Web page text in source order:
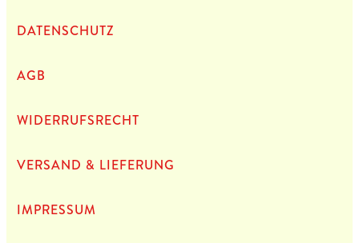
DATEN­SCHUTZ
AGB
WIDERRUFSRECHT
VERSAND & LIEFERUNG
IMPRES­SUM